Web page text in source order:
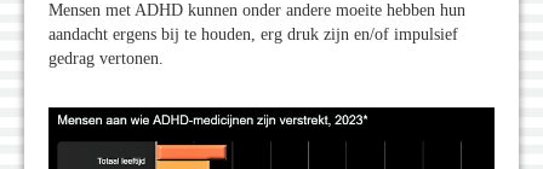
Mensen met ADHD kunnen onder andere moeite hebben hun
aandacht ergens bij te houden, erg druk zijn en/of impulsief
gedrag vertonen.